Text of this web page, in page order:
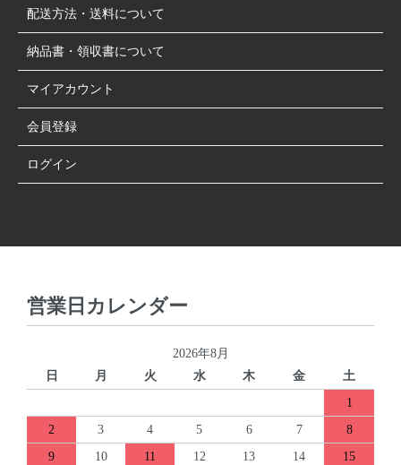
配送方法・送料について
納品書・領収書について
マイアカウント
会員登録
ログイン
営業日カレンダー
2026年8月
日
月 火 水 木 金
土
1
2
3 4 5 6 7
8
9
10 11 12 13 14
15